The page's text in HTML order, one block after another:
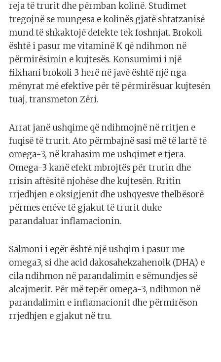
reja të trurit dhe përmban kolinë. Studimet
tregojnë se mungesa e kolinës gjatë shtatzanisë
mund të shkaktojë defekte tek foshnjat. Brokoli
është i pasur me vitaminë K që ndihmon në
përmirësimin e kujtesës. Konsumimi i një
filxhani brokoli 3 herë në javë është një nga
mënyrat më efektive për të përmirësuar kujtesën
tuaj, transmeton Zëri.
Arrat janë ushqime që ndihmojnë në rritjen e
fuqisë të trurit. Ato përmbajnë sasi më të lartë të
omega-3, në krahasim me ushqimet e tjera.
Omega-3 kanë efekt mbrojtës për trurin dhe
rrisin aftësitë njohëse dhe kujtesën. Rritin
rrjedhjen e oksigjenit dhe ushqyesve thelbësorë
përmes enëve të gjakut të trurit duke
parandaluar inflamacionin.
Salmoni i egër është një ushqim i pasur me
omega3, si dhe acid dakosahekzahenoik (DHA) e
cila ndihmon në parandalimin e sëmundjes së
alcajmerit. Për më tepër omega-3, ndihmon në
parandalimin e inflamacionit dhe përmirëson
rrjedhjen e gjakut në tru.